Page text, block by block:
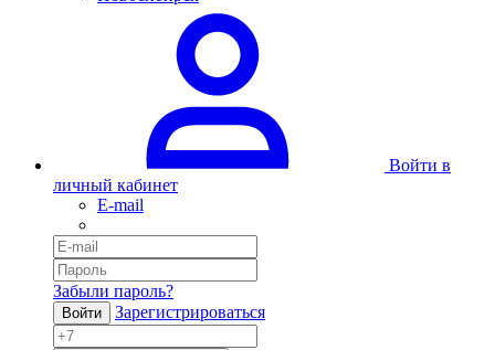
Войти в
личный кабинет
E-mail
Забыли пароль?
Войти Зарегистрироваться